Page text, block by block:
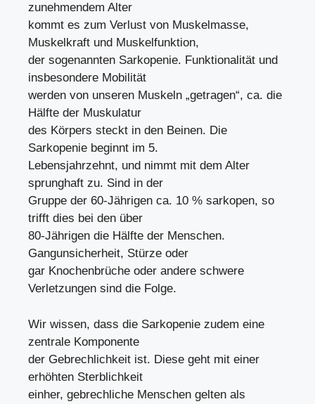
zunehmendem Alter
kommt es zum Verlust von Muskelmasse,
Muskelkraft und Muskelfunktion,
der sogenannten Sarkopenie. Funktionalität und
insbesondere Mobilität
werden von unseren Muskeln „getragen“, ca. die
Hälfte der Muskulatur
des Körpers steckt in den Beinen. Die
Sarkopenie beginnt im 5.
Lebensjahrzehnt, und nimmt mit dem Alter
sprunghaft zu. Sind in der
Gruppe der 60-Jährigen ca. 10 % sarkopen, so
trifft dies bei den über
80-Jährigen die Hälfte der Menschen.
Gangunsicherheit, Stürze oder
gar Knochenbrüche oder andere schwere
Verletzungen sind die Folge.
Wir wissen, dass die Sarkopenie zudem eine
zentrale Komponente
der Gebrechlichkeit ist. Diese geht mit einer
erhöhten Sterblichkeit
einher, gebrechliche Menschen gelten als